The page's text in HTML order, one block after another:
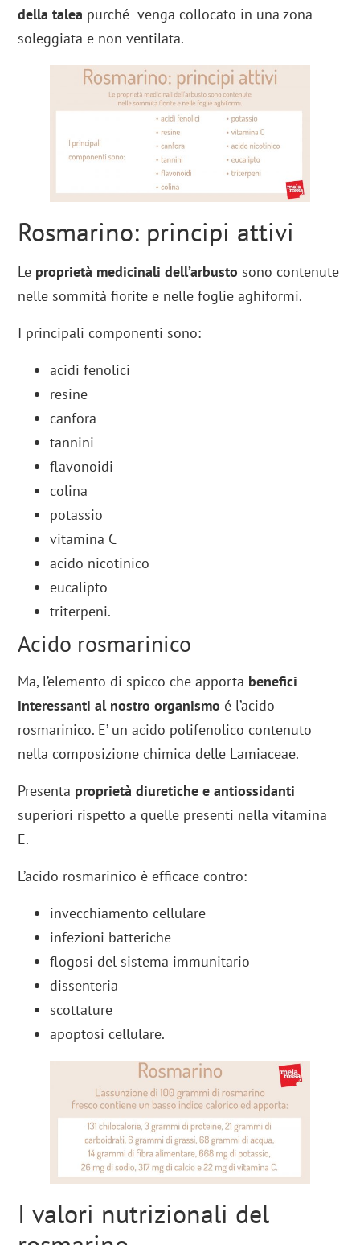
della talea purché venga collocato in una zona
soleggiata e non ventilata.
Rosmarino: principi attivi
Le proprietà medicinali dell’arbusto sono contenute
nelle sommità fiorite e nelle foglie aghiformi.
I principali componenti sono:
acidi fenolici
resine
canfora
tannini
flavonoidi
colina
potassio
vitamina C
acido nicotinico
eucalipto
triterpeni.
Acido rosmarinico
Ma, l’elemento di spicco che apporta benefici
interessanti al nostro organismo é l’acido
rosmarinico. E’ un acido polifenolico contenuto
nella composizione chimica delle Lamiaceae.
Presenta proprietà diuretiche e antiossidanti
superiori rispetto a quelle presenti nella vitamina
E.
L’acido rosmarinico è efficace contro:
invecchiamento cellulare
infezioni batteriche
flogosi del sistema immunitario
dissenteria
scottature
apoptosi cellulare.
I valori nutrizionali del